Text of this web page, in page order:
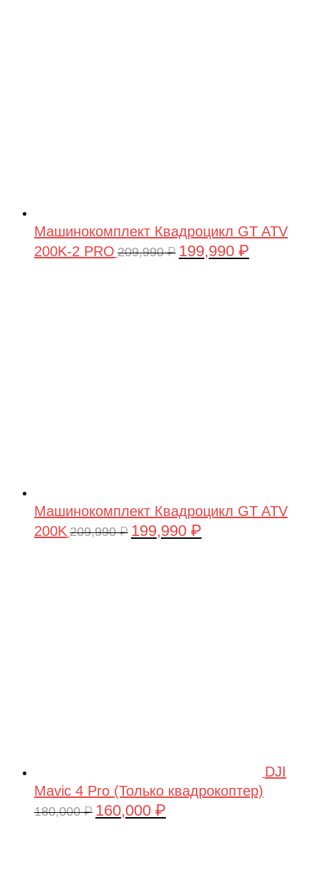
Машинокомплект Квадроцикл GT ATV
200K-2 PRO 209,990₽ Первоначальная
199,990 ₽
Машинокомплект Квадроцикл GT ATV
200K 209,990₽ Первоначальная
199,990 ₽
DJI
Mavic 4 Pro (Только квадрокоптер)
180,000₽ Первоначальная
160,000 ₽